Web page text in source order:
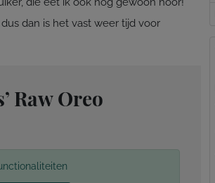
dan is het vast weer tijd voor
Raw Oreo